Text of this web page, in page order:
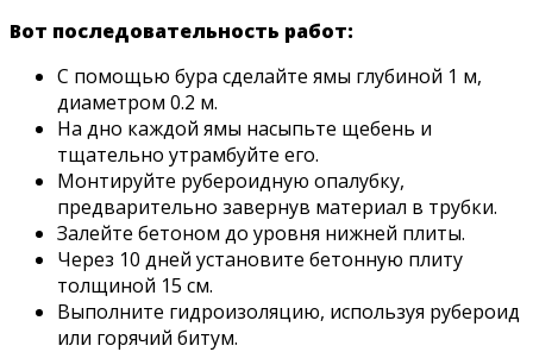
Вот последовательность работ:
С помощью бура сделайте ямы глубиной 1 м,
диаметром 0.2 м.
На дно каждой ямы насыпьте щебень и
тщательно утрамбуйте его.
Монтируйте рубероидную опалубку,
предварительно завернув материал в трубки.
Залейте бетоном до уровня нижней плиты.
Через 10 дней установите бетонную плиту
толщиной 15 см.
Выполните гидроизоляцию, используя рубероид
или горячий битум.